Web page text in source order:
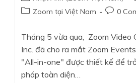
Zoom tại Việt Nam
0
Tháng 5 vừa qua, Zoom Video
Inc. đã cho ra mắt Zoom
"All-in-one" được thiết kế để
pháp toàn diện…